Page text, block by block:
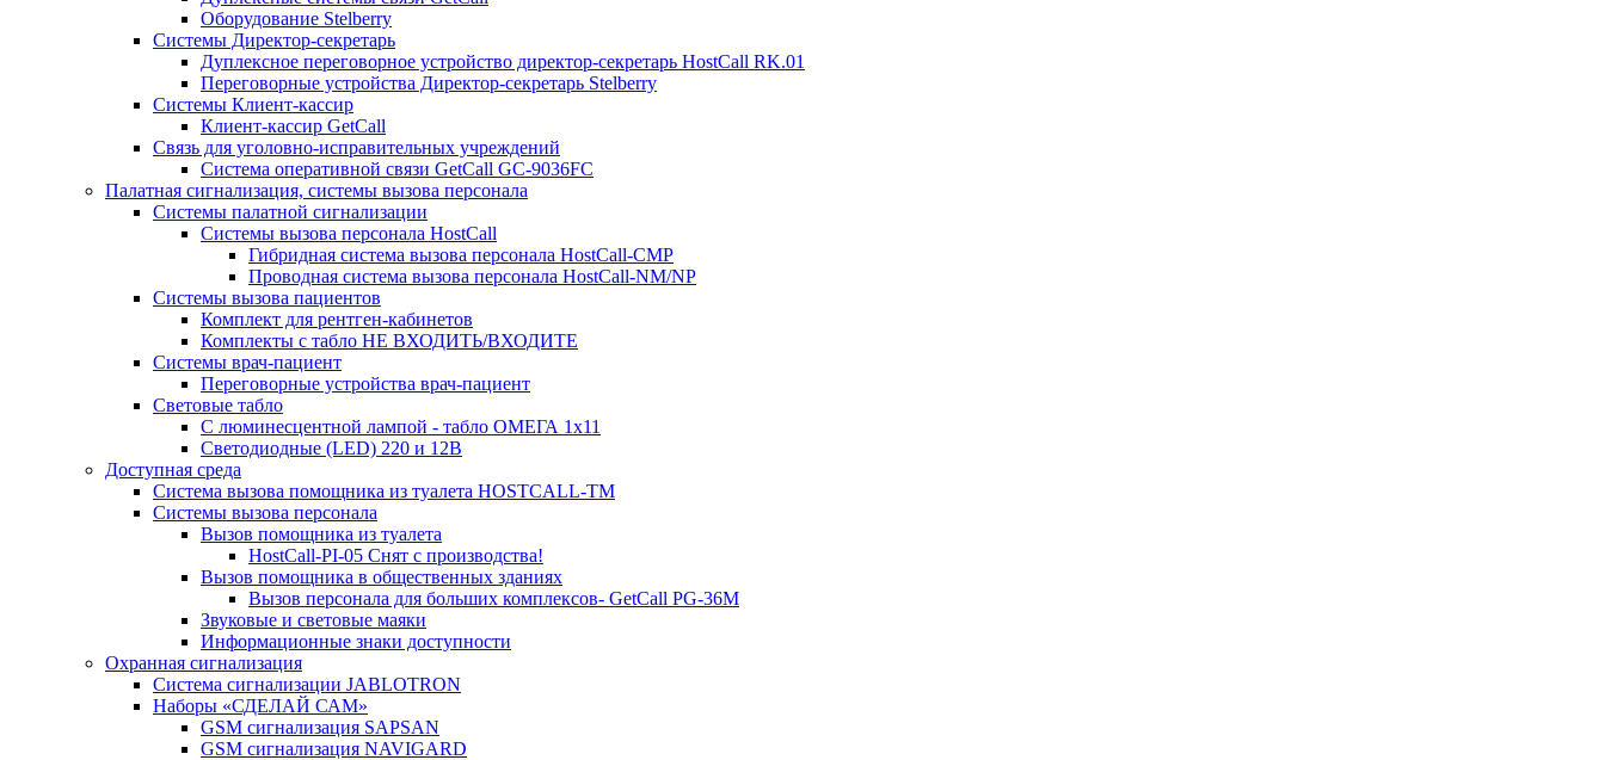
Оборудование Stelberry
Системы Директор-секретарь
Дуплексное переговорное устройство директор-секретарь HostCall RK.01
Переговорные устройства Директор-секретарь Stelberry
Системы Клиент-кассир
Клиент-кассир GetCall
Связь для уголовно-исправительных учреждений
Система оперативной связи GetCall GC-9036FC
Палатная сигнализация, системы вызова персонала
Системы палатной сигнализации
Системы вызова персонала HostCall
Гибридная система вызова персонала HostCall-CMP
Проводная система вызова персонала HostCall-NM/NP
Системы вызова пациентов
Комплект для рентген-кабинетов
Комплекты с табло НЕ ВХОДИТЬ/ВХОДИТЕ
Системы врач-пациент
Переговорные устройства врач-пациент
Световые табло
С люминесцентной лампой - табло ОМЕГА 1х11
Светодиодные (LED) 220 и 12В
Доступная среда
Система вызова помощника из туалета HOSTCALL-TM
Системы вызова персонала
Вызов помощника из туалета
HostCall-PI-05 Снят с производства!
Вызов помощника в общественных зданиях
Вызов персонала для больших комплексов- GetCall PG-36M
Звуковые и световые маяки
Информационные знаки доступности
Охранная сигнализация
Система сигнализации JABLOTRON
Наборы «СДЕЛАЙ САМ»
GSM сигнализация SAPSAN
GSM сигнализация NAVIGARD